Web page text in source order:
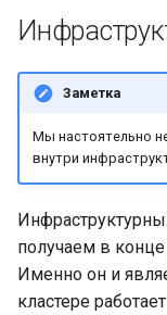
Заметка
Мы настоятельно
внутри
получаем в
Именно он и
кластере